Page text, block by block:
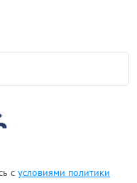
с условиями политики